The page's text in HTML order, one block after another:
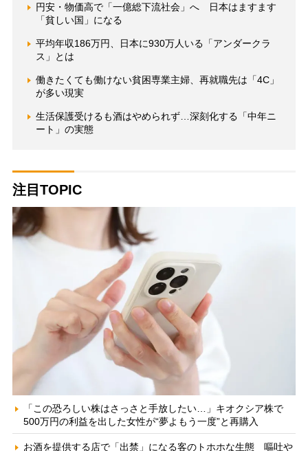
円安・物価高で「一億総下流社会」へ 日本はますます
「貧しい国」になる
平均年収186万円、日本に930万人いる「アンダークラ
ス」とは
働きたくても働けない貧困専業主婦、再就職先は「4C」
が多い現実
生活保護受けるも酒はやめられず…深刻化する「中年ニ
ート」の実態
注目TOPIC
「この恐ろしい株はさっさと手放したい…」キオクシア株で
500万円の利益を出した女性が“夢よもう一度”と再購入
お酒を提供する店で「出禁」になる客のトホホな生態 嘔吐や